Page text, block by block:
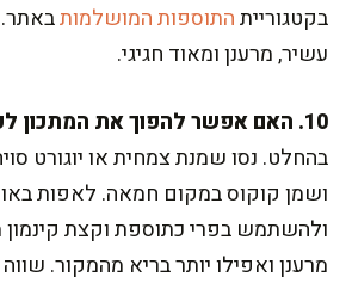
בקטגורייתהתוספות המושלמותבאתר.
עשיר, מרענן ומאוד חגיגי.
10. האם אפשר להפוך את המתכון לפרווה או טבעוני?
בהחלט. נסו שמנת צמחית או יוגורט
ושמן קוקוס במקום חמאה. לאפות
ולהשתמש בפרי כתוספת וקצת קינמון
מרענן ואפילו יותר בריא מהמקור.